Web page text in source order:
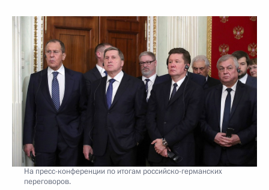
На пресс-конференции по итогам российско-германских
переговоров.